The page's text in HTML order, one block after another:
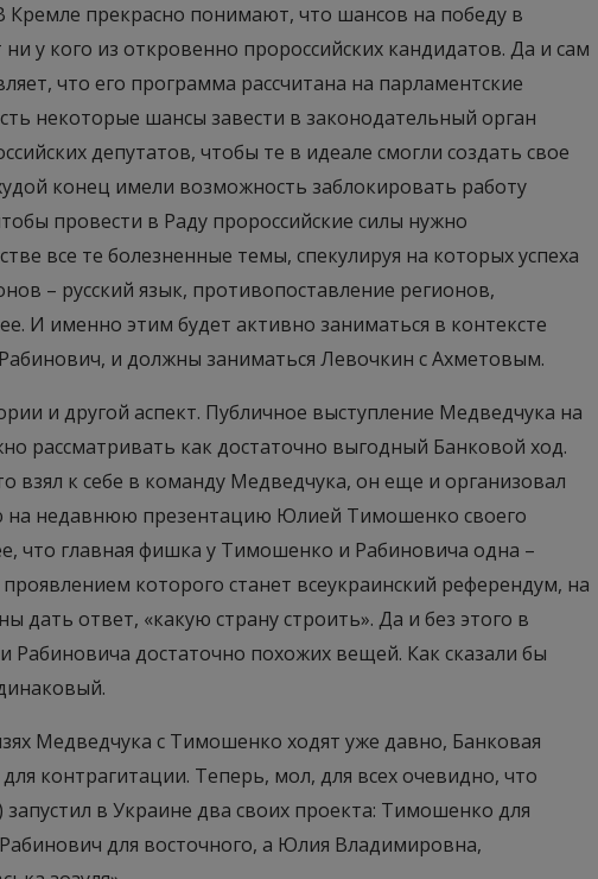
Кремле прекрасно понимают, что шансов на победу в
у кого из откровенно пророссийских кандидатов. Да и сам
что его программа рассчитана на парламентские
некоторые шансы завести в законодательный орган
депутатов, чтобы те в идеале смогли создать свое
конец имели возможность заблокировать работу
провести в Раду пророссийские силы нужно
все те болезненные темы, спекулируя на которых успеха
– русский язык, противопоставление регионов,
И именно этим будет активно заниматься в контексте
и должны заниматься Левочкин с Ахметовым.
и другой аспект. Публичное выступление Медведчука на
рассматривать как достаточно выгодный Банковой ход.
взял к себе в команду Медведчука, он еще и организовал
на недавнюю презентацию Юлией Тимошенко своего
что главная фишка у Тимошенко и Рабиновича одна –
которого станет всеукраинский референдум, на
дать ответ, «какую страну строить». Да и без этого в
достаточно похожих вещей. Как сказали бы
Медведчука с Тимошенко ходят уже давно, Банковая
контрагитации. Теперь, мол, для всех очевидно, что
в Украине два своих проекта: Тимошенко для
для восточного, а Юлия Владимировна,